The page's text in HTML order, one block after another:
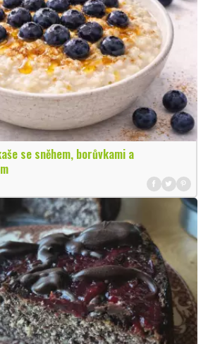
se sněhem, borůvkami a